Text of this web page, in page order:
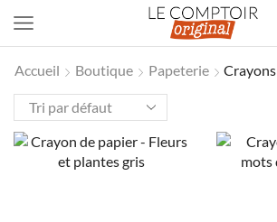
Accueil Boutique Papeterie Crayons